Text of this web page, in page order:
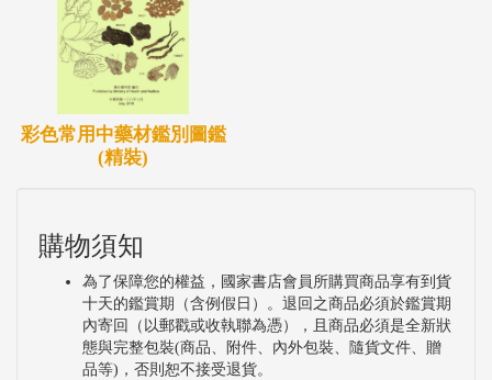
彩色常用中藥材鑑別圖鑑
(精裝)
購物須知
為了保障您的權益，國家書店會員所購買商品享有到貨
十天的鑑賞期（含例假日）。退回之商品必須於鑑賞期
內寄回（以郵戳或收執聯為憑），且商品必須是全新狀
態與完整包裝(商品、附件、內外包裝、隨貨文件、贈
品等)，否則恕不接受退貨。